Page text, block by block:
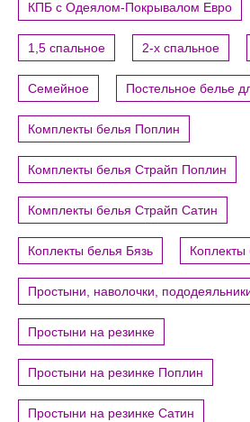
КПБ с Одеялом-Покрывалом Евро
1,5 спальное 2-х спальное
Семейное Постельное белье
Комплекты белья Поплин
Комплекты белья Страйп Поплин
Комплекты белья Страйп Сатин
Коплекты белья Бязь Коплекты
Простыни, наволочки,
Простыни на резинке
Простыни на резинке Поплин
Простыни на резинке Сатин